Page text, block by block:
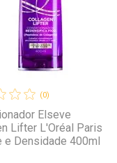
(0)
Elseve
Lifter L'Oréal Paris
e Densidade 400ml